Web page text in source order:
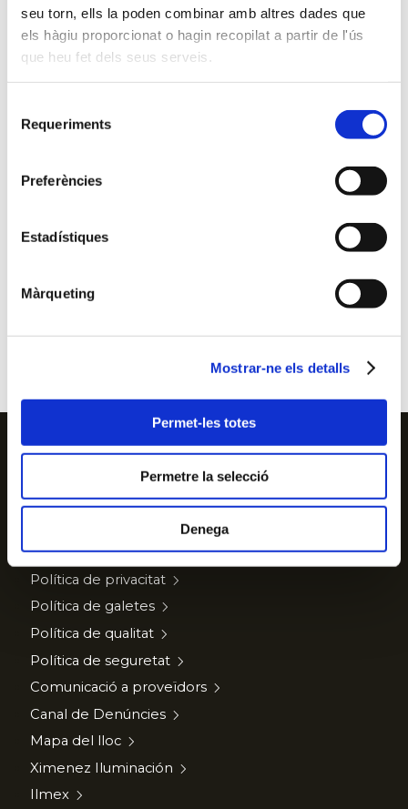
seu torn, ells la poden combinar amb altres dades que
els hàgiu proporcionat o hagin recopilat a partir de l'ús
que heu fet dels seus serveis.
Requeriments
Preferències
Estadístiques
Màrqueting
Mostrar-ne els detalls
Permet-les totes
Permetre la selecció
Denega
Aquest sostre màgic daurat, estrenat a La
Matallana, inaugura la nova línia de productes amb
què l’empresa ret homenatge a la ciutat on va
néixer i marca un nou pas en la seva aposta per la
seus orígens aquest Nadal a Puente Genil amb la
Continuar llegint
Avís legal
Política de privacitat
Política de galetes
Política de qualitat
Política de seguretat
Comunicació a proveïdors
Canal de Denúncies
Mapa del lloc
Ximenez Iluminación
Ilmex
Segueix-nos a